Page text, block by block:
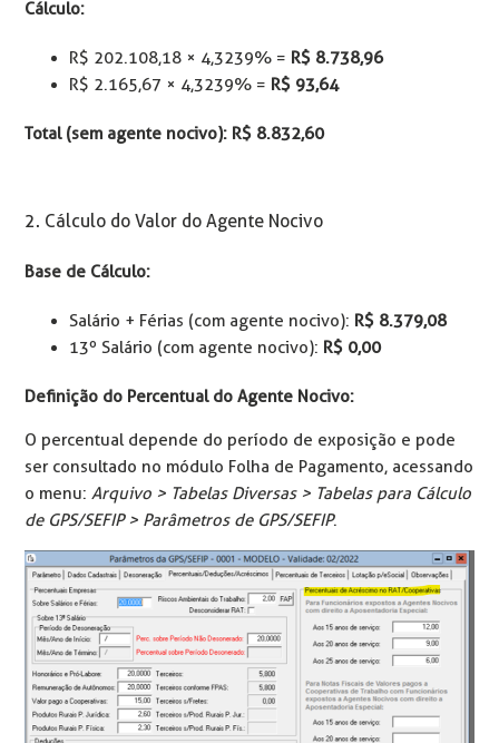
Cálculo:
R$ 202.108,18 × 4,3239% = R$ 8.738,96
R$ 2.165,67 × 4,3239% = R$ 93,64
Total (sem agente nocivo): R$ 8.832,60
2. Cálculo do Valor do Agente Nocivo
Base de Cálculo:
Salário + Férias (com agente nocivo): R$ 8.379,08
13º Salário (com agente nocivo): R$ 0,00
Definição do Percentual do Agente Nocivo:
O percentual depende do período de exposição e pode
ser consultado no módulo Folha de Pagamento, acessando
o menu:Arquivo > Tabelas Diversas > Tabelas para Cálculo
de GPS/SEFIP > Parâmetros de GPS/SEFIP.